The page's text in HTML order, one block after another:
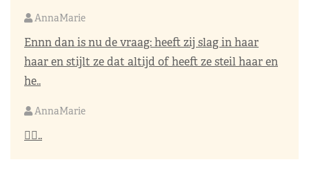
AnnaMarie
Ennn dan is nu de vraag: heeft zij slag in haar
haar en stijlt ze dat altijd of heeft ze steil haar en
he..
AnnaMarie
👌🏼..